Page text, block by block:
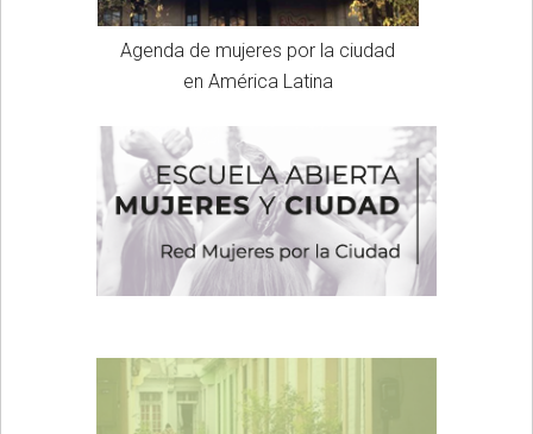
Agenda de mujeres por la ciudad
en América Latina